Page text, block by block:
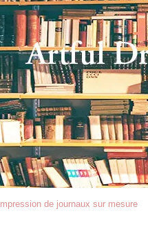
Impression de journaux sur mesure